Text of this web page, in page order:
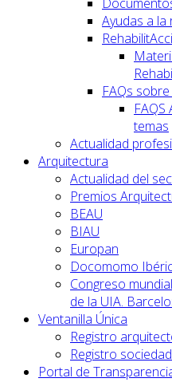
Ayudas a la
FAQs
temas
Actualidad
Arquitectura
Actualidad del
Premios
BEAU
BIAU
Europan
Docomomo
Congreso
de la UIA.
Ventanilla Única
Registro
Registro
Portal de